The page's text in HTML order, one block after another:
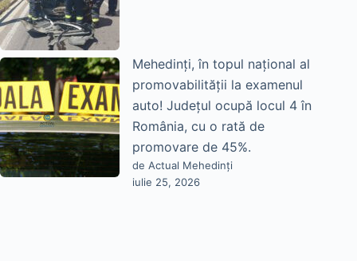
Mehedinți, în topul național al
promovabilității la examenul
auto! Județul ocupă locul 4 în
România, cu o rată de
promovare de 45%.
de Actual Mehedinți
iulie 25, 2026